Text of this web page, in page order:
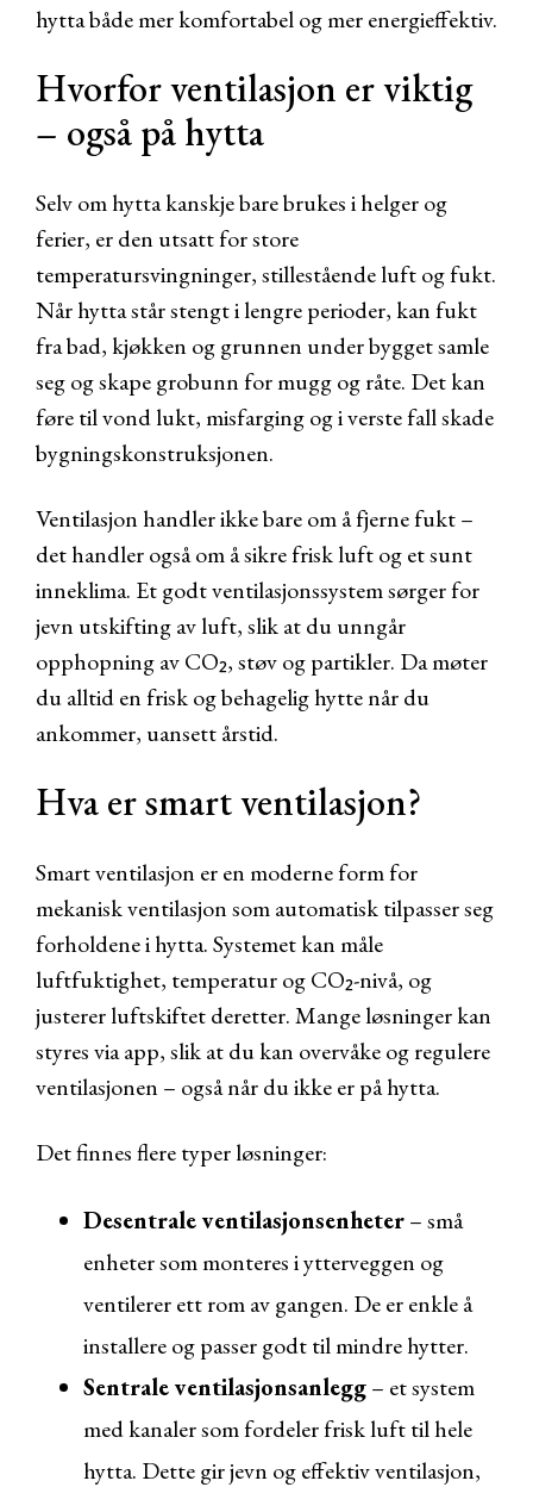
hytta både mer komfortabel og mer energieffektiv.
Hvorfor ventilasjon er viktig
– også på hytta
Selv om hytta kanskje bare brukes i helger og
ferier, er den utsatt for store
temperatursvingninger, stillestående luft og fukt.
Når hytta står stengt i lengre perioder, kan fukt
fra bad, kjøkken og grunnen under bygget samle
seg og skape grobunn for mugg og råte. Det kan
føre til vond lukt, misfarging og i verste fall skade
bygningskonstruksjonen.
Ventilasjon handler ikke bare om å fjerne fukt –
det handler også om å sikre frisk luft og et sunt
inneklima. Et godt ventilasjonssystem sørger for
jevn utskifting av luft, slik at du unngår
opphopning av CO₂, støv og partikler. Da møter
du alltid en frisk og behagelig hytte når du
ankommer, uansett årstid.
Hva er smart ventilasjon?
Smart ventilasjon er en moderne form for
mekanisk ventilasjon som automatisk tilpasser seg
forholdene i hytta. Systemet kan måle
luftfuktighet, temperatur og CO₂-nivå, og
justerer luftskiftet deretter. Mange løsninger kan
styres via app, slik at du kan overvåke og regulere
ventilasjonen – også når du ikke er på hytta.
Det finnes flere typer løsninger:
Desentrale ventilasjonsenheter– små
enheter som monteres i ytterveggen og
ventilerer ett rom av gangen. De er enkle å
installere og passer godt til mindre hytter.
Sentrale ventilasjonsanlegg– et system
med kanaler som fordeler frisk luft til hele
hytta. Dette gir jevn og effektiv ventilasjon,